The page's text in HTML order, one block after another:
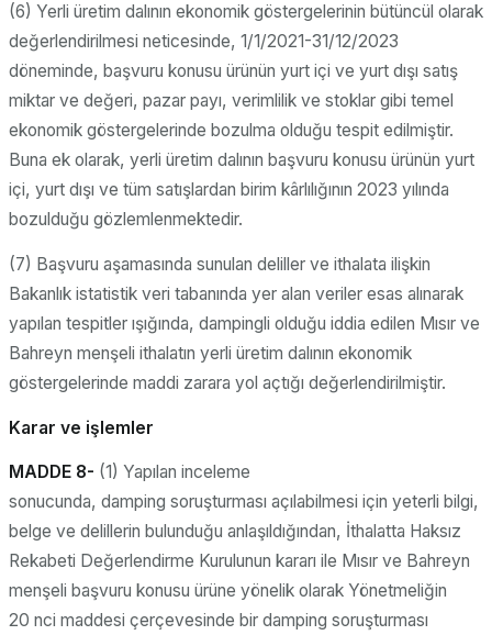
(6) Yerli üretim dalının ekonomik göstergelerinin bütüncül olarak
değerlendirilmesi neticesinde, 1/1/2021-31/12/2023
döneminde, başvuru konusu ürünün yurt içi ve yurt dışı satış
miktar ve değeri, pazar payı, verimlilik ve stoklar gibi temel
ekonomik göstergelerinde bozulma olduğu tespit edilmiştir.
Buna ek olarak, yerli üretim dalının başvuru konusu ürünün yurt
içi, yurt dışı ve tüm satışlardan birim kârlılığının 2023 yılında
bozulduğu gözlemlenmektedir.
(7) Başvuru aşamasında sunulan deliller ve ithalata ilişkin
Bakanlık istatistik veri tabanında yer alan veriler esas alınarak
yapılan tespitler ışığında, dampingli olduğu iddia edilen Mısır ve
Bahreyn menşeli ithalatın yerli üretim dalının ekonomik
göstergelerinde maddi zarara yol açtığı değerlendirilmiştir.
Karar ve işlemler
MADDE 8- (1) Yapılan inceleme
sonucunda, damping soruşturması açılabilmesi için yeterli bilgi,
belge ve delillerin bulunduğu anlaşıldığından, İthalatta Haksız
Rekabeti Değerlendirme Kurulunun kararı ile Mısır ve Bahreyn
menşeli başvuru konusu ürüne yönelik olarak Yönetmeliğin
20 nci maddesi çerçevesinde bir damping soruşturması